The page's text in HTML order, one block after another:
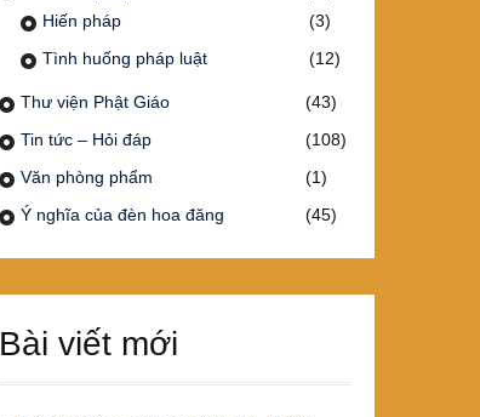
Hiến pháp
(3)
Tình huống pháp luật
(12)
Thư viện Phật Giáo
(43)
Tin tức – Hỏi đáp
(108)
Văn phòng phẩm
(1)
Ý nghĩa của đèn hoa đăng
(45)
Bài viết mới